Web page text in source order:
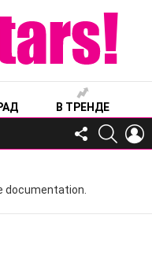
В ТРЕНДЕ
FOLLOW
US
documentation.